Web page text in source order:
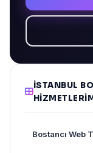
İSTANBUL
Bostancı Web